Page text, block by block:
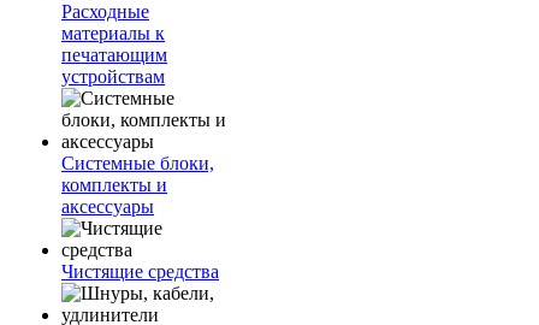
Расходные
материалы к
печатающим
устройствам
Системные блоки,
комплекты и
аксессуары
Чистящие средства